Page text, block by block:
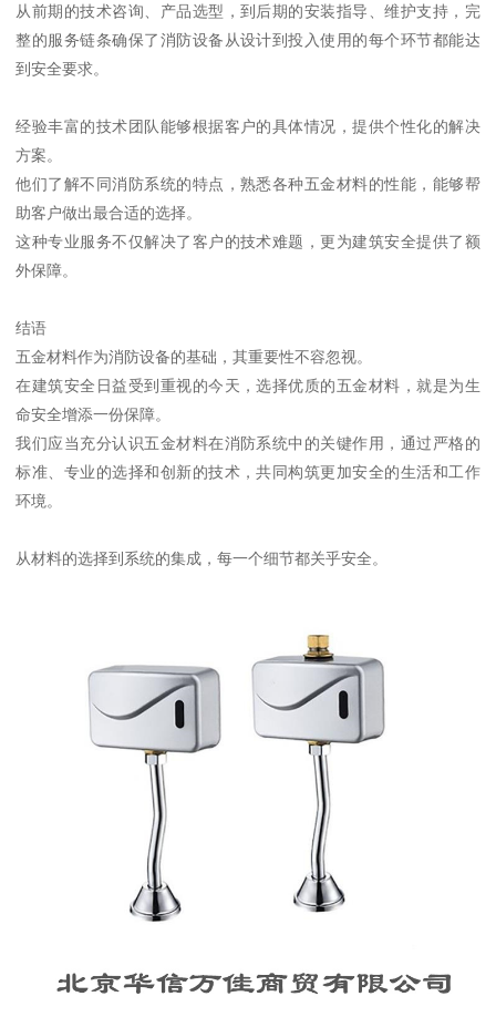
从前期的技术咨询、产品选型，到后期的安装指导、维护支持，完
整的服务链条确保了消防设备从设计到投入使用的每个环节都能达
到安全要求。
经验丰富的技术团队能够根据客户的具体情况，提供个性化的解决
方案。
他们了解不同消防系统的特点，熟悉各种五金材料的性能，能够帮
助客户做出最合适的选择。
这种专业服务不仅解决了客户的技术难题，更为建筑安全提供了额
外保障。
结语
五金材料作为消防设备的基础，其重要性不容忽视。
在建筑安全日益受到重视的今天，选择优质的五金材料，就是为生
命安全增添一份保障。
我们应当充分认识五金材料在消防系统中的关键作用，通过严格的
标准、专业的选择和创新的技术，共同构筑更加安全的生活和工作
环境。
从材料的选择到系统的集成，每一个细节都关乎安全。